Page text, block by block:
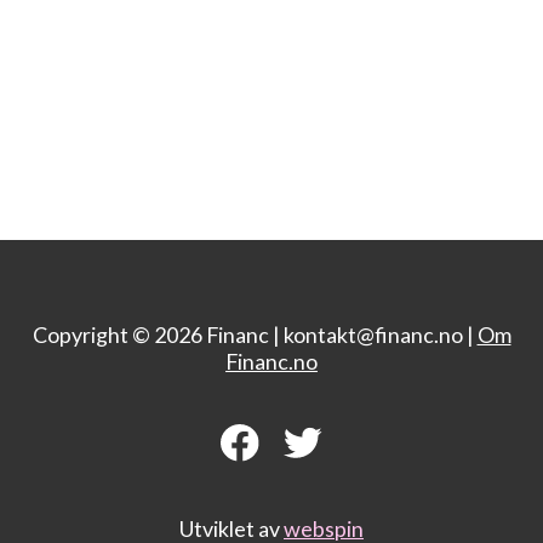
Copyright © 2026 Financ | kontakt@financ.no | Om
Financ.no
Utviklet avwebspin